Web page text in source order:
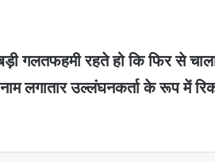
गलतफहमी रहते हो कि फिर से
लगातार उल्लंघनकर्ता के रूप में